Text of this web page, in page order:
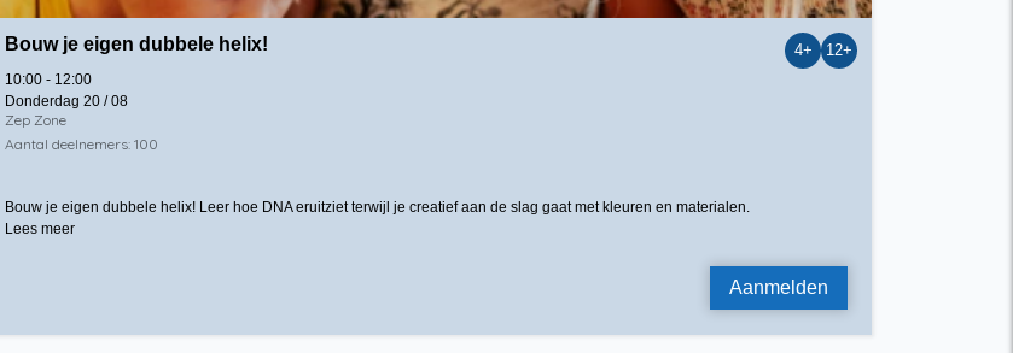
Bouw je eigen dubbele helix!
10:00 - 12:00
Donderdag 20 / 08
Zep Zone
Aantal deelnemers: 100
4+ 12+
Bouw je eigen dubbele helix! Leer hoe DNA eruitziet terwijl je creatief aan de slag gaat met kleuren en materialen.
Lees meer
Aanmelden